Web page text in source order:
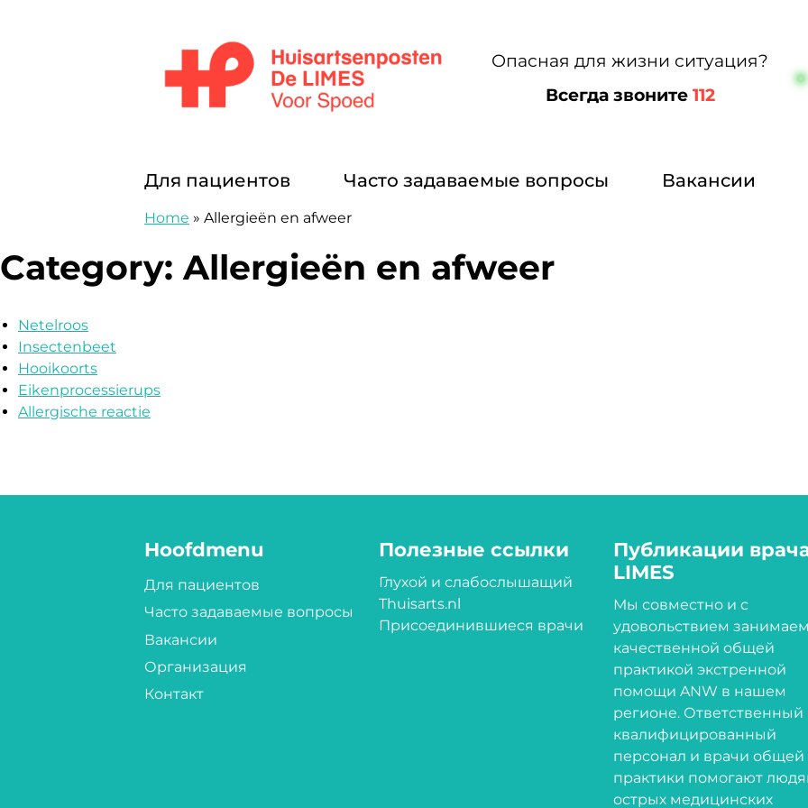
Опасная для жизни ситуация?
Всегда звоните 112
Для пациентов Часто задаваемые вопросы Вакансии
Home » Allergieën en afweer
Category:Allergieën en afweer
Netelroos
Insectenbeet
Hooikoorts
Eikenprocessierups
Allergische reactie
Hoofdmenu
Для пациентов
Часто задаваемые вопросы
Вакансии
Организация
Контакт
Полезные ссылки
Глухой и слабослышащий
Thuisarts.nl
Присоединившиеся врачи
Публикации
LIMES
Мы совместно и с
удовольствием
качественной общей
практикой экстренной
помощи ANW в нашем
регионе. Ответственный
квалифицированный
персонал и врачи общей
практики помогают
острых медицинских